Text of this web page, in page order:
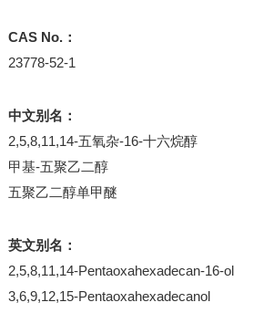
CAS No.：
23778-52-1
中文别名：
2,5,8,11,14-五氧杂-16-十六烷醇
甲基-五聚乙二醇
五聚乙二醇单甲醚
英文别名：
2,5,8,11,14-Pentaoxahexadecan-16-ol
3,6,9,12,15-Pentaoxahexadecanol